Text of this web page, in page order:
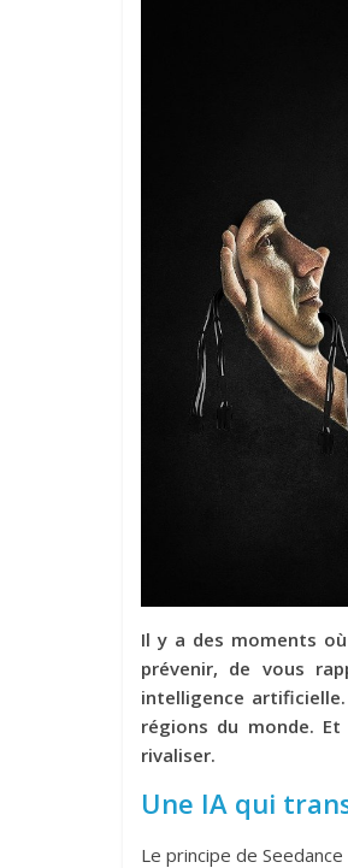
Il y a des moments
prévenir, de vous
intelligence artificielle.
régions du monde.
rivaliser.
Une IA qui
Le principe de